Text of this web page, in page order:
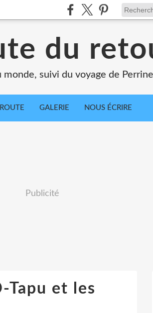
du
suivi du voyage de
GALERIE NOUS ÉCRIRE
Publicité
Tapu et les